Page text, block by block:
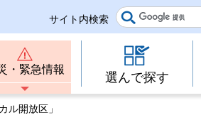
サイト内検索
・緊急情報
選んで探す
ル開放区」